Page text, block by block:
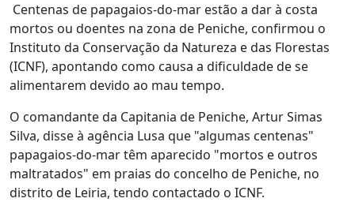
Centenas de papagaios-do-mar estão a dar à costa
mortos ou doentes na zona de Peniche, confirmou o
Instituto da Conservação da Natureza e das Florestas
(ICNF), apontando como causa a dificuldade de se
alimentarem devido ao mau tempo.
O comandante da Capitania de Peniche, Artur Simas
Silva, disse à agência Lusa que "algumas centenas"
papagaios-do-mar têm aparecido "mortos e outros
maltratados" em praias do concelho de Peniche, no
distrito de Leiria, tendo contactado o ICNF.